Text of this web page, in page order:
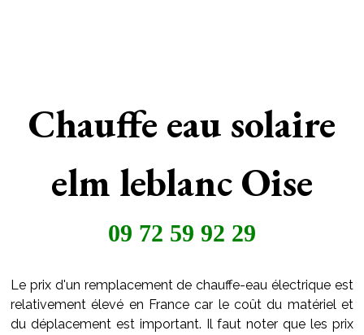
Chauffe eau solaire
elm leblanc Oise
09 72 59 92 29
Le prix d'un remplacement de chauffe-eau électrique est
relativement élevé en France car le coût du matériel et
du déplacement est important. Il faut noter que les prix